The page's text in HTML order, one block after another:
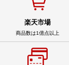
楽天市場
商品数は1億点以上